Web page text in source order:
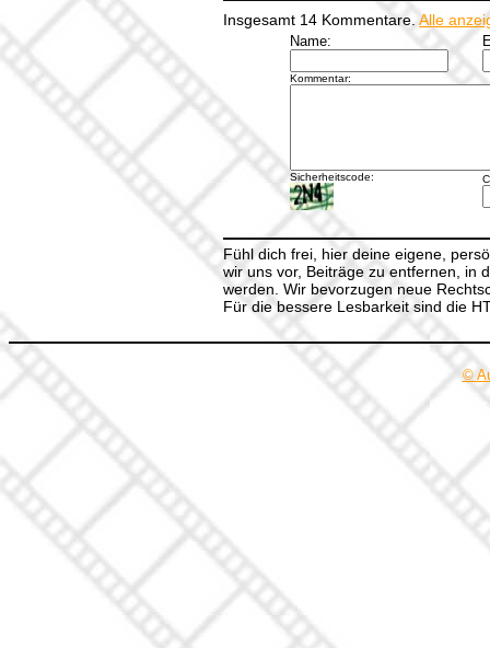
Insgesamt 14 Kommentare. Alle
Name:
Kommentar:
Sicherheitscode:
Fühl dich frei, hier deine eigene,
wir uns vor, Beiträge zu entfernen, in
werden. Wir bevorzugen neue
Für die bessere Lesbarkeit sind die
©